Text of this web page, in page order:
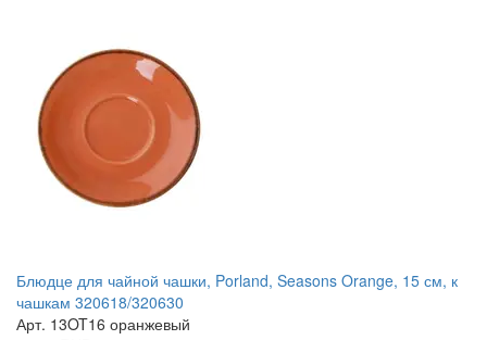
Блюдце для чайной чашки, Porland, Seasons Orange, 15 см, к
чашкам 320618/320630
Арт. 13OT16 оранжевый